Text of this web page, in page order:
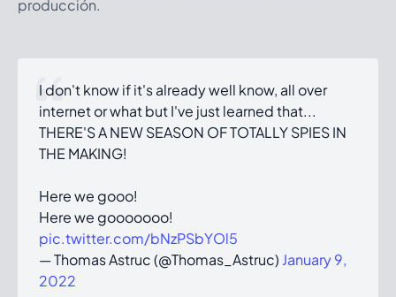
producción.
I don't know if it's already well know, all over
internet or what but I've just learned that...
THERE'S A NEW SEASON OF TOTALLY SPIES IN
THE MAKING!
Here we gooo!
Here we gooooooo!
pic.twitter.com/bNzPSbYOl5
— Thomas Astruc (@Thomas_Astruc) January 9,
2022